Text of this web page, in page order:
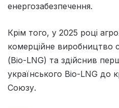
енергозабезпечення.
Крім того, у 2025 році
комерційне виробництво
(Bio-LNG) та здійснив
українського Bio-LNG до
Союзу.